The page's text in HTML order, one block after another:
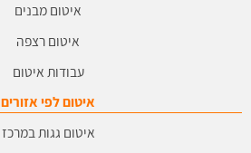
איטום מבנים
איטום רצפה
עבודות איטום
איטום לפי אזורים
איטום גגות במרכז